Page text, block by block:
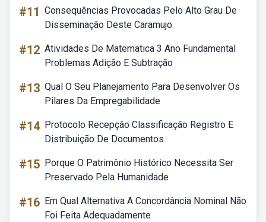
#11 Consequências Provocadas Pelo Alto Grau De
Disseminação Deste Caramujo.
#12 Atividades De Matematica 3 Ano Fundamental
Problemas Adição E Subtração
#13 Qual O Seu Planejamento Para Desenvolver Os
Pilares Da Empregabilidade
#14 Protocolo Recepção Classificação Registro E
Distribuição De Documentos
#15 Porque O Patrimônio Histórico Necessita Ser
Preservado Pela Humanidade
#16 Em Qual Alternativa A Concordância Nominal Não
Foi Feita Adequadamente